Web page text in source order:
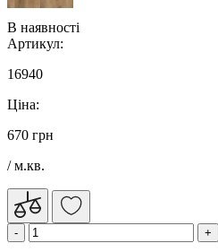
В наявності
Артикул:
16940
Ціна:
670 грн
/ м.кв.